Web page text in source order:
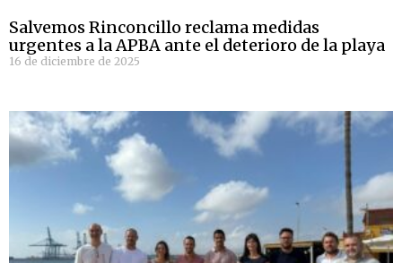
Salvemos Rinconcillo reclama medidas
urgentes a la APBA ante el deterioro de la playa
16 de diciembre de 2025